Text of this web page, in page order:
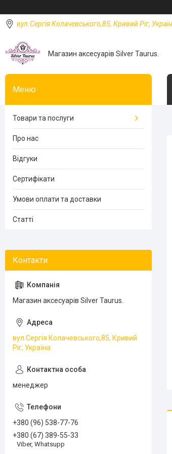
вул.Сергія Колачевського,85, Кривий Ріг,
Магазин аксесуарів Silver Taurus.
Товари та послуги
Про нас
Відгуки
Сертифікати
Умови оплати та доставки
Статті
Магазин аксесуарів Silver Taurus.
вул.Сергія Колачевського,85, Кривий
Ріг, Україна
менеджер
+380 (96) 538-77-76
+380 (67) 389-55-33
Viber, Whatsupp